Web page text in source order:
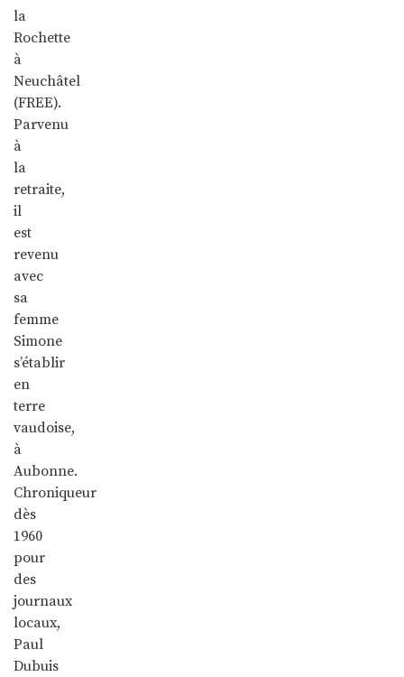
la
Rochette
à
Neuchâtel
(FREE).
Parvenu
à
la
retraite,
il
est
revenu
avec
sa
femme
Simone
s’établir
en
terre
vaudoise,
à
Aubonne.
Chroniqueur
dès
1960
pour
des
journaux
locaux,
Paul
Dubuis